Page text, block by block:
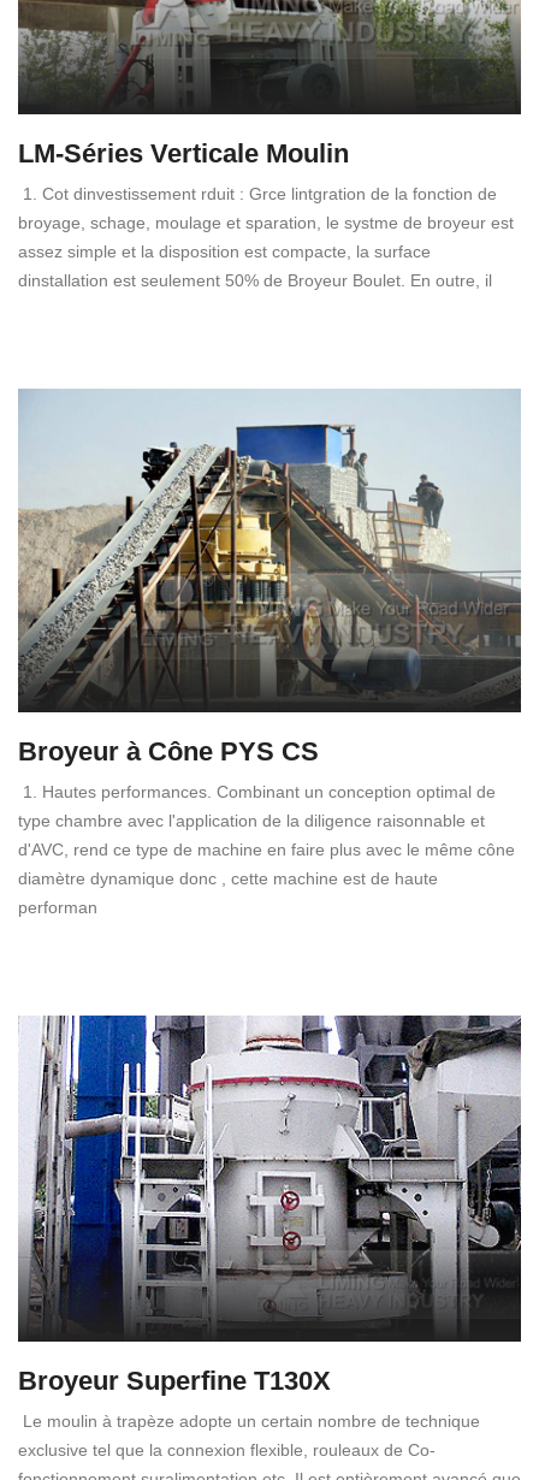
LM-Séries Verticale Moulin
1. Cot dinvestissement rduit : Grce lintgration de la fonction de
broyage, schage, moulage et sparation, le systme de broyeur est
assez simple et la disposition est compacte, la surface
dinstallation est seulement 50% de Broyeur Boulet. En outre, il
Broyeur à Cône PYS CS
1. Hautes performances. Combinant un conception optimal de
type chambre avec l'application de la diligence raisonnable et
d'AVC, rend ce type de machine en faire plus avec le même cône
diamètre dynamique donc , cette machine est de haute
performan
Broyeur Superfine T130X
Le moulin à trapèze adopte un certain nombre de technique
exclusive tel que la connexion flexible, rouleaux de Co-